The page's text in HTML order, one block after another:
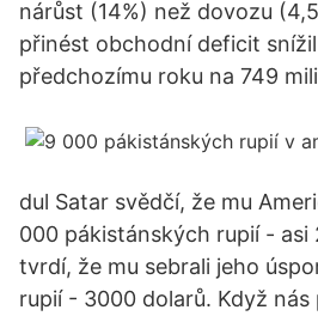
nárůst (14%) než dovozu
přinést obchodní deficit
předchozímu roku na 749
dul Satar svědčí, že mu
000 pákistánských rupií - asi
tvrdí, že mu sebrali jeho
rupií - 3000 dolarů. Když nás